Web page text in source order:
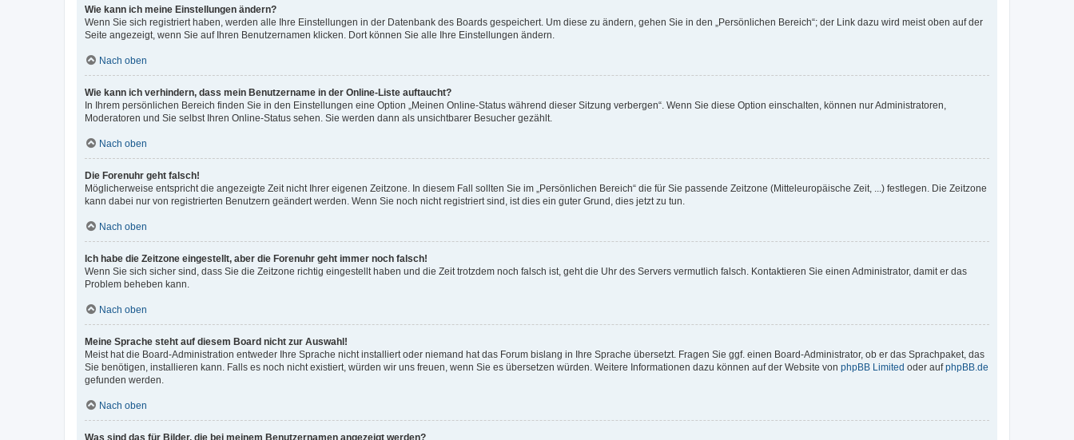
Wie kann ich meine Einstellungen ändern?
Wenn Sie sich registriert haben, werden alle Ihre Einstellungen in der Datenbank des Boards gespeichert. Um diese zu ändern, gehen Sie in den „Persönlichen Bereich“; der Link dazu wird meist oben auf der
Seite angezeigt, wenn Sie auf Ihren Benutzernamen klicken. Dort können Sie alle Ihre Einstellungen ändern.
Nach oben
Wie kann ich verhindern, dass mein Benutzername in der Online-Liste auftaucht?
In Ihrem persönlichen Bereich finden Sie in den Einstellungen eine Option „Meinen Online-Status während dieser Sitzung verbergen“. Wenn Sie diese Option einschalten, können nur Administratoren,
Moderatoren und Sie selbst Ihren Online-Status sehen. Sie werden dann als unsichtbarer Besucher gezählt.
Nach oben
Die Forenuhr geht falsch!
Möglicherweise entspricht die angezeigte Zeit nicht Ihrer eigenen Zeitzone. In diesem Fall sollten Sie im „Persönlichen Bereich“ die für Sie passende Zeitzone (Mitteleuropäische Zeit, ...) festlegen. Die Zeitzone
kann dabei nur von registrierten Benutzern geändert werden. Wenn Sie noch nicht registriert sind, ist dies ein guter Grund, dies jetzt zu tun.
Nach oben
Ich habe die Zeitzone eingestellt, aber die Forenuhr geht immer noch falsch!
Wenn Sie sich sicher sind, dass Sie die Zeitzone richtig eingestellt haben und die Zeit trotzdem noch falsch ist, geht die Uhr des Servers vermutlich falsch. Kontaktieren Sie einen Administrator, damit er das
Problem beheben kann.
Nach oben
Meine Sprache steht auf diesem Board nicht zur Auswahl!
Meist hat die Board-Administration entweder Ihre Sprache nicht installiert oder niemand hat das Forum bislang in Ihre Sprache übersetzt. Fragen Sie ggf. einen Board-Administrator, ob er das Sprachpaket, das
Sie benötigen, installieren kann. Falls es noch nicht existiert, würden wir uns freuen, wenn Sie es übersetzen würden. Weitere Informationen dazu können auf der Website von phpBB Limited oder aufphpBB.de
gefunden werden.
Nach oben
Was sind das für Bilder, die bei meinem Benutzernamen angezeigt werden?